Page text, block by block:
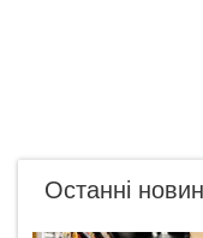
Останні